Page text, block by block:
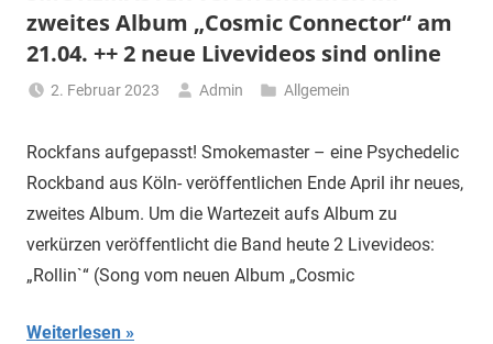
zweites Album „Cosmic Connector“ am
21.04. ++ 2 neue Livevideos sind online
2. Februar 2023 Admin Allgemein
Rockfans aufgepasst! Smokemaster – eine Psychedelic
Rockband aus Köln- veröffentlichen Ende April ihr neues,
zweites Album. Um die Wartezeit aufs Album zu
verkürzen veröffentlicht die Band heute 2 Livevideos:
„Rollin`“ (Song vom neuen Album „Cosmic
Weiterlesen